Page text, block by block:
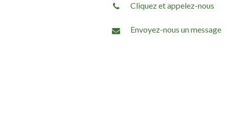
Cliquez et appelez-nous
Envoyez-nous un message